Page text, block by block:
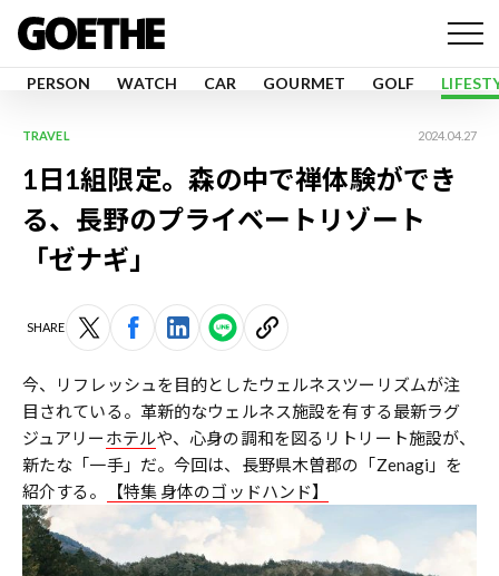
PERSON WATCH CAR GOURMET GOLF
TRAVEL 2024.04.27
1日1組限定。森の中で禅体験ができ
る、長野のプライベートリゾート
「ゼナギ」
SHARE
今、リフレッシュを目的としたウェルネスツーリズムが注
目されている。革新的なウェルネス施設を有する最新ラグ
ジュアリー ホテルや、心身の調和を図るリトリート施設が、
新たな「一手」だ。今回は、長野県木曽郡の「Zenagi」を
紹介する。
【特集 身体のゴッドハンド】